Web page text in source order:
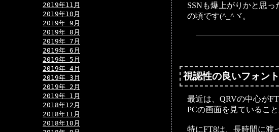
2019年11月
2019年10月
2019年 9月
2019年 8月
2019年 7月
2019年 6月
2019年 5月
2019年 4月
2019年 3月
2019年 2月
2019年 1月
2018年12月
2018年11月
2018年10月
SSNも爆上がりかと思
の頃です(^_^ヾ。
視認性の良いフォン
最近は、QRVの中心が
PCの画面を見ているこ
特にFT8は、長時間に渡